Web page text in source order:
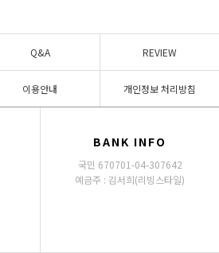
Q&A REVIEW
이용안내 개인정보 처리방침
BANK INFO
국민 670701-04-307642
예금주 : 김서희(리빙스타일)